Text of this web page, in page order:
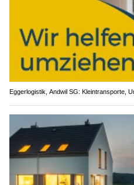
Eggerlogistik, Andwil SG: Kleintransporte,